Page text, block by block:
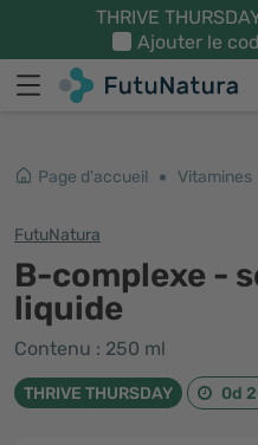
THRIVE
Ajouter le
Page d'accueil Vitamines
FutuNatura
B-complexe -
liquide
Contenu : 250 ml
THRIVE THURSDAY 0d